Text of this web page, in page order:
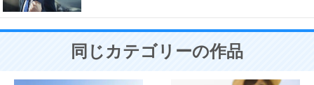
同じカテゴリーの作品